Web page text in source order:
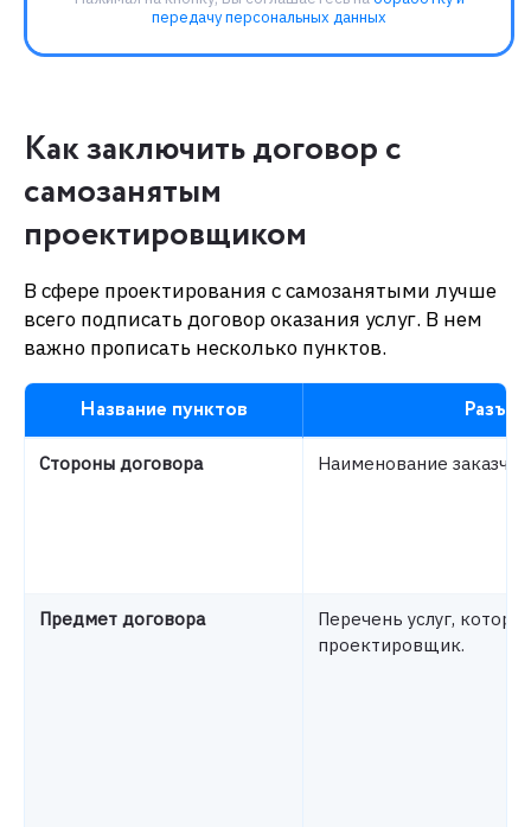
Как заключить договор с
самозанятым
проектировщиком
В сфере проектирования с самозанятыми лучше
всего подписать договор оказания услуг. В нем
важно прописать несколько пунктов.
Название пунктов
Стороны договора Наименование
Предмет договора
Перечень услуг,
проектировщик.